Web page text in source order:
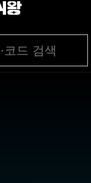
당 신임 인천시당위원장에
왕